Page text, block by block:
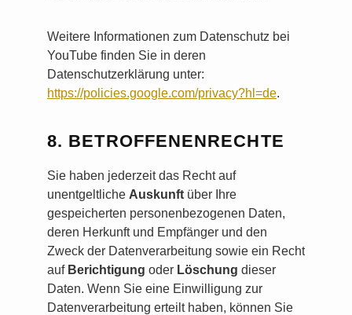
Weitere Informationen zum Datenschutz bei
YouTube finden Sie in deren
Datenschutzerklärung unter:
https://policies.google.com/privacy?hl=de.
8. BETROFFENENRECHTE
Sie haben jederzeit das Recht auf
unentgeltliche Auskunft über Ihre
gespeicherten personenbezogenen Daten,
deren Herkunft und Empfänger und den
Zweck der Datenverarbeitung sowie ein Recht
auf Berichtigung oder Löschung dieser
Daten. Wenn Sie eine Einwilligung zur
Datenverarbeitung erteilt haben, können Sie